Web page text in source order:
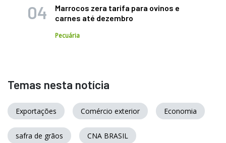
Marrocos zera tarifa para ovinos e
carnes até dezembro
Pecuária
Temas nesta notícia
Exportações Comércio exterior Economia
safra de grãos CNA BRASIL